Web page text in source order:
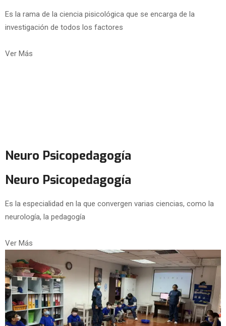
Es la rama de la ciencia pisicológica que se encarga de la
investigación de todos los factores
Ver Más
Neuro Psicopedagogía
Neuro Psicopedagogía
Es la especialidad en la que convergen varias ciencias, como la
neurología, la pedagogía
Ver Más